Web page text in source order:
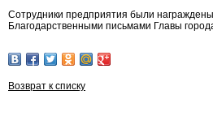
Сотрудники предприятия были
Благодарственными письмами Главы
Возврат к списку